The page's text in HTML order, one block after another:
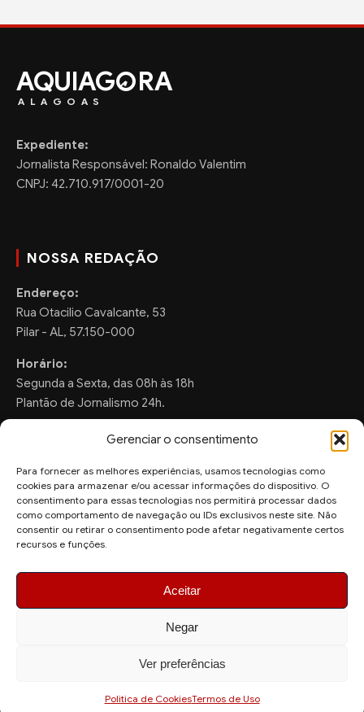
Gerenciar o consentimento
Para fornecer as melhores experiências, usamos tecnologias como
cookies para armazenar e/ou acessar informações do dispositivo. O
consentimento para essas tecnologias nos permitirá processar dados
como comportamento de navegação ou IDs exclusivos neste site. Não
consentir ou retirar o consentimento pode afetar negativamente certos
recursos e funções.
Aceitar
Negar
Ver preferências
Politica de CookiesTermos de Uso
AQUIAG RA
ALAGOAS
Expediente:
Jornalista Responsável: Ronaldo Valentim
CNPJ: 42.710.917/0001-20
NOSSA REDAÇÃO
Endereço:
Rua Otacilio Cavalcante, 53
Pilar - AL, 57.150-000
Horário:
Segunda a Sexta, das 08h às 18h
Plantão de Jornalismo 24h.
FALE CONOSCO
Sugestões de Pauta:
ronaldo.valentim150@gmail.com
© 2026 AquiAgora - Todos os direitos reservados.